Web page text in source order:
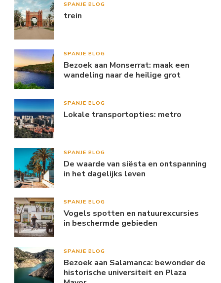
SPANJE BLOG
trein
SPANJE BLOG
Bezoek aan Monserrat: maak een
wandeling naar de heilige grot
SPANJE BLOG
Lokale transportopties: metro
SPANJE BLOG
De waarde van siësta en ontspanning
in het dagelijks leven
SPANJE BLOG
Vogels spotten en natuurexcursies
in beschermde gebieden
SPANJE BLOG
Bezoek aan Salamanca: bewonder de
historische universiteit en Plaza